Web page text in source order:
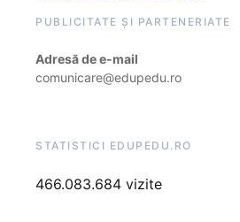
PUBLICITATE ȘI PARTENERIATE
Adresă de e-mail
comunicare@edupedu.ro
STATISTICI EDUPEDU.RO
466.083.684 vizite